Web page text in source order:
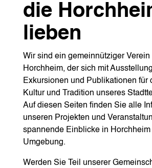
die
lieben
Wir sind ein gemeinnütziger Verein
Horchheim, der sich mit
Exkursionen und Publikationen für
Kultur und Tradition unseres
Auf diesen Seiten finden Sie alle
unseren Projekten und
spannende Einblicke in Horchheim
Umgebung.
Werden Sie Teil unserer